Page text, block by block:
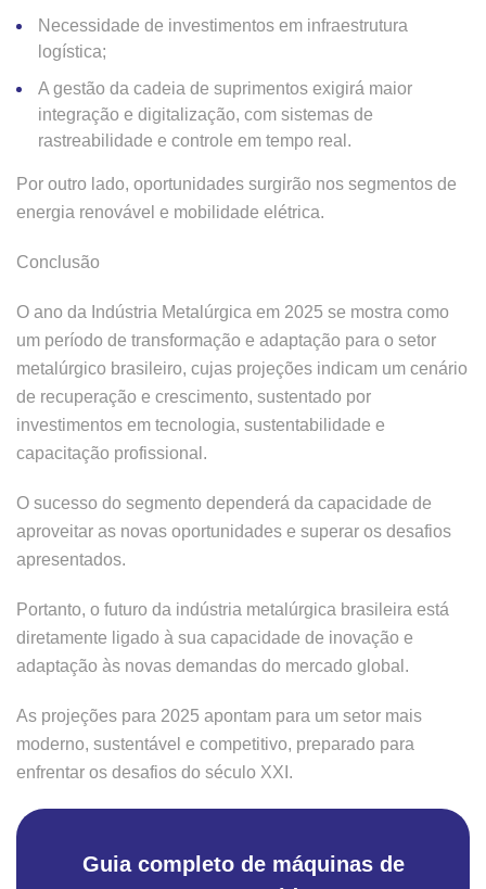
Necessidade de investimentos em infraestrutura
logística;
A gestão da cadeia de suprimentos exigirá maior
integração e digitalização, com sistemas de
rastreabilidade e controle em tempo real.
Por outro lado, oportunidades surgirão nos segmentos de
energia renovável e mobilidade elétrica.
Conclusão
O ano da Indústria Metalúrgica em 2025 se mostra como
um período de transformação e adaptação para o setor
metalúrgico brasileiro, cujas projeções indicam um cenário
de recuperação e crescimento, sustentado por
investimentos em tecnologia, sustentabilidade e
capacitação profissional.
O sucesso do segmento dependerá da capacidade de
aproveitar as novas oportunidades e superar os desafios
apresentados.
Portanto, o futuro da indústria metalúrgica brasileira está
diretamente ligado à sua capacidade de inovação e
adaptação às novas demandas do mercado global.
As projeções para 2025 apontam para um setor mais
moderno, sustentável e competitivo, preparado para
enfrentar os desafios do século XXI.
Guia completo de máquinas de